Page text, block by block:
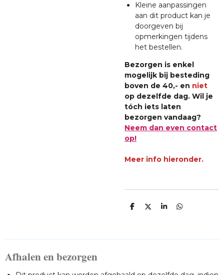
Kleine aanpassingen
aan dit product kan je
doorgeven bij
opmerkingen tijdens
het bestellen.
Bezorgen is enkel
mogelijk bij besteding
boven de 40,- en niet
op dezelfde dag. Wil je
tóch iets laten
bezorgen vandaag?
Neem dan even contact
op!
Meer info hieronder.
D
D
S
D
Afhalen en bezorgen